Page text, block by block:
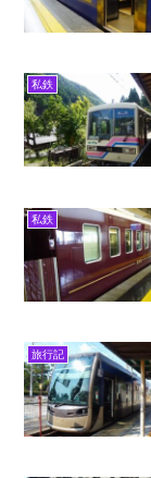
私鉄
私鉄
旅行記